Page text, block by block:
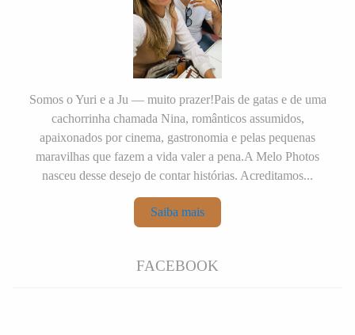
Somos o Yuri e a Ju — muito prazer!Pais de gatas e de uma
cachorrinha chamada Nina, românticos assumidos,
apaixonados por cinema, gastronomia e pelas pequenas
maravilhas que fazem a vida valer a pena.A Melo Photos
nasceu desse desejo de contar histórias. Acreditamos...
Saiba mais
FACEBOOK